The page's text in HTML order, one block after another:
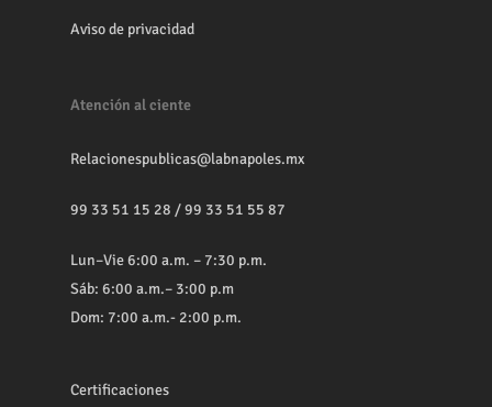
Aviso de privacidad
Atención al ciente
Relacionespublicas@labnapoles.mx
99 33 51 15 28 /99 33 51 55 87
Lun–Vie 6:00 a.m. – 7:30 p.m.
Sáb: 6:00 a.m.– 3:00 p.m
Dom: 7:00 a.m.- 2:00 p.m.
Certificaciones